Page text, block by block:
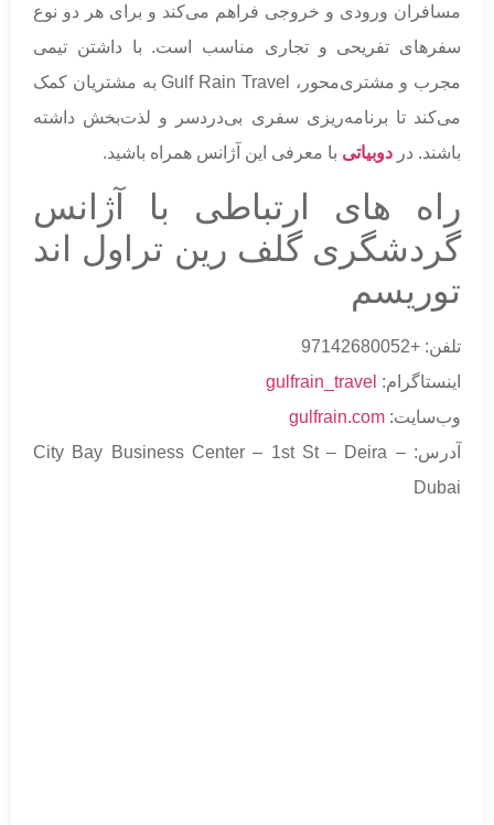
مسافران ورودی و خروجی فراهم می‌کند و برای هر دو نوع
سفرهای تفریحی و تجاری مناسب است. با داشتن تیمی
مجرب و مشتری‌محور، Gulf Rain Travel به مشتریان کمک
می‌کند تا برنامه‌ریزی سفری بی‌دردسر و لذت‌بخش داشته
باشند. در دوبیاتی با معرفی این آژانس همراه باشید.
راه های ارتباطی با آژانس
گردشگری گلف رین تراول اند
توریسم
تلفن: +97142680052
اینستاگرام: gulfrain_travel
وب‌سایت: gulfrain.com
آدرس: City Bay Business Center – 1st St – Deira –
Dubai